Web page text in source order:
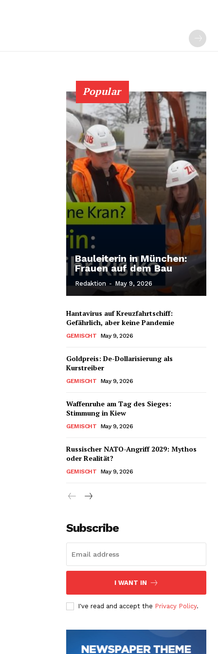
Popular
Bauleiterin in München:
Frauen auf dem Bau
Redaktion - May 9, 2026
Hantavirus auf Kreuzfahrtschiff:
Gefährlich, aber keine Pandemie
GEMISCHT May 9, 2026
Goldpreis: De-Dollarisierung als
Kurstreiber
GEMISCHT May 9, 2026
Waffenruhe am Tag des Sieges:
Stimmung in Kiew
GEMISCHT May 9, 2026
Russischer NATO-Angriff 2029: Mythos
oder Realität?
GEMISCHT May 9, 2026
Subscribe
I WANT IN
I've read and accept the Privacy Policy.